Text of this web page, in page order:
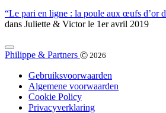
“Le pari en ligne : la poule aux œufs d’or
dans Juliette & Victor le 1er avril 2019
Philippe & Partners Ⓒ 2026
Gebruiksvoorwaarden
Algemene voorwaarden
Cookie Policy
Privacyverklaring